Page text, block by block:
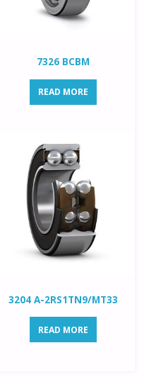
7326 BCBM
READ MORE
3204 A-2RS1TN9/MT33
READ MORE